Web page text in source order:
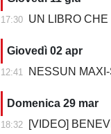
17:30 UN LIBRO CHE OGNI
Giovedì 02 apr
12:41 NESSUN MAXI-
Domenica 29 mar
18:32 [VIDEO] BENEVENTO-